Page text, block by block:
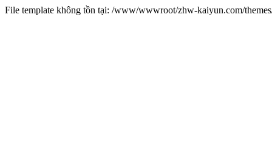
File template không tồn tại: /www/wwwroot/zhw-kaiyun.com/